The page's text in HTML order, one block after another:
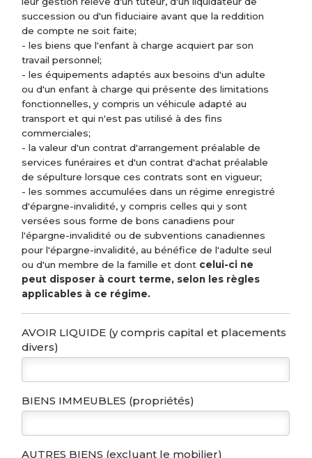
succession ou d'un fiduciaire avant que la reddition
de compte ne soit faite;
- les biens que l'enfant à charge acquiert par son
travail personnel;
- les équipements adaptés aux besoins d'un adulte
ou d'un enfant à charge qui présente des limitations
fonctionnelles, y compris un véhicule adapté au
transport et qui n'est pas utilisé à des fins
commerciales;
- la valeur d'un contrat d'arrangement préalable de
services funéraires et d'un contrat d'achat préalable
de sépulture lorsque ces contrats sont en vigueur;
- les sommes accumulées dans un régime enregistré
d'épargne-invalidité, y compris celles qui y sont
versées sous forme de bons canadiens pour
l'épargne-invalidité ou de subventions canadiennes
pour l'épargne-invalidité, au bénéfice de l'adulte seul
ou d'un membre de la famille et dont celui-ci ne
peut disposer à court terme, selon les règles
applicables à ce régime.
AVOIR LIQUIDE (y compris capital et placements
divers)
BIENS IMMEUBLES (propriétés)
AUTRES BIENS (excluant le mobilier)